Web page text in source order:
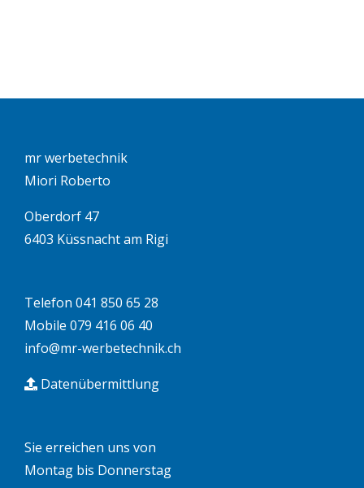
mr werbetechnik
Miori Roberto
Oberdorf 47
6403 Küssnacht am Rigi
Telefon 041 850 65 28
Mobile 079 416 06 40
info@mr-werbetechnik.ch
Datenübermittlung
Sie erreichen uns von
Montag bis Donnerstag